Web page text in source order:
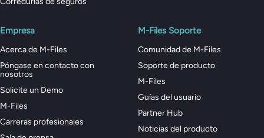
Empresa
Acerca de M-Files
Póngase en contacto con
nosotros
Solicite un Demo
M-Files
Carreras profesionales
M-Files Soporte
Comunidad de M-Files
Soporte de producto
M-Files
Guías del usuario
Partner Hub
Noticias del producto